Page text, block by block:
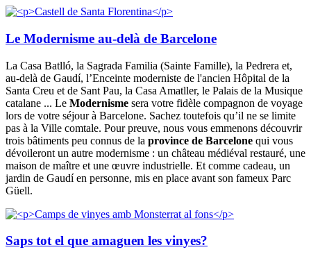
Le Modernisme au-delà de Barcelone
La Casa Batlló, la Sagrada Familia (Sainte Famille), la Pedrera et,
au-delà de Gaudí, l’Enceinte moderniste de l'ancien Hôpital de la
Santa Creu et de Sant Pau, la Casa Amatller, le Palais de la Musique
catalane ... Le Modernisme sera votre fidèle compagnon de voyage
lors de votre séjour à Barcelone. Sachez toutefois qu’il ne se limite
pas à la Ville comtale. Pour preuve, nous vous emmenons découvrir
trois bâtiments peu connus de la province de Barcelone qui vous
dévoileront un autre modernisme : un château médiéval restauré, une
maison de maître et une œuvre industrielle. Et comme cadeau, un
jardin de Gaudí en personne, mis en place avant son fameux Parc
Güell.
Saps tot el que amaguen les vinyes?